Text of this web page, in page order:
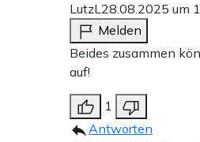
LutzL28.08.2025 um
Melden
Beides zusammen
auf!
1
Antworten